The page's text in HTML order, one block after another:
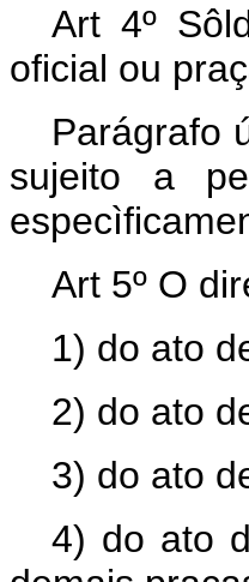
Art 4º
oficial ou
Parágrafo
sujeito a
Art 5º O
1) do ato
2) do ato
3) do ato
4) do ato